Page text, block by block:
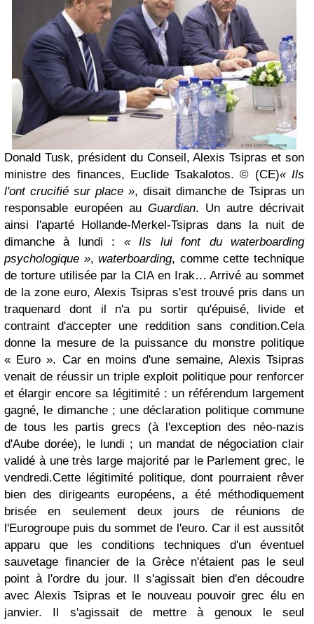
Donald Tusk, président du Conseil, Alexis Tsipras et son
ministre des finances, Euclide Tsakalotos.© (CE)« Ils
l'ont crucifié sur place », disait dimanche de Tsipras un
responsable européen au Guardian. Un autre décrivait
ainsi l'aparté Hollande-Merkel-Tsipras dans la nuit de
dimanche à lundi : « Ils lui font du waterboarding
psychologique »,waterboarding, comme cette technique
de torture utilisée par la CIA en Irak… Arrivé au sommet
de la zone euro, Alexis Tsipras s'est trouvé pris dans un
traquenard dont il n'a pu sortir qu'épuisé, livide et
contraint d'accepter une reddition sans condition.Cela
donne la mesure de la puissance du monstre politique
« Euro ». Car en moins d'une semaine, Alexis Tsipras
venait de réussir un triple exploit politique pour renforcer
et élargir encore sa légitimité : un référendum largement
gagné, le dimanche ; une déclaration politique commune
de tous les partis grecs (à l'exception des néo-nazis
d'Aube dorée), le lundi ; un mandat de négociation clair
validé à une très large majorité par le Parlement grec, le
vendredi.Cette légitimité politique, dont pourraient rêver
bien des dirigeants européens, a été méthodiquement
brisée en seulement deux jours de réunions de
l'Eurogroupe puis du sommet de l'euro. Car il est aussitôt
apparu que les conditions techniques d'un éventuel
sauvetage financier de la Grèce n'étaient pas le seul
point à l'ordre du jour. Il s'agissait bien d'en découdre
avec Alexis Tsipras et le nouveau pouvoir grec élu en
janvier. Il s'agissait de mettre à genoux le seul